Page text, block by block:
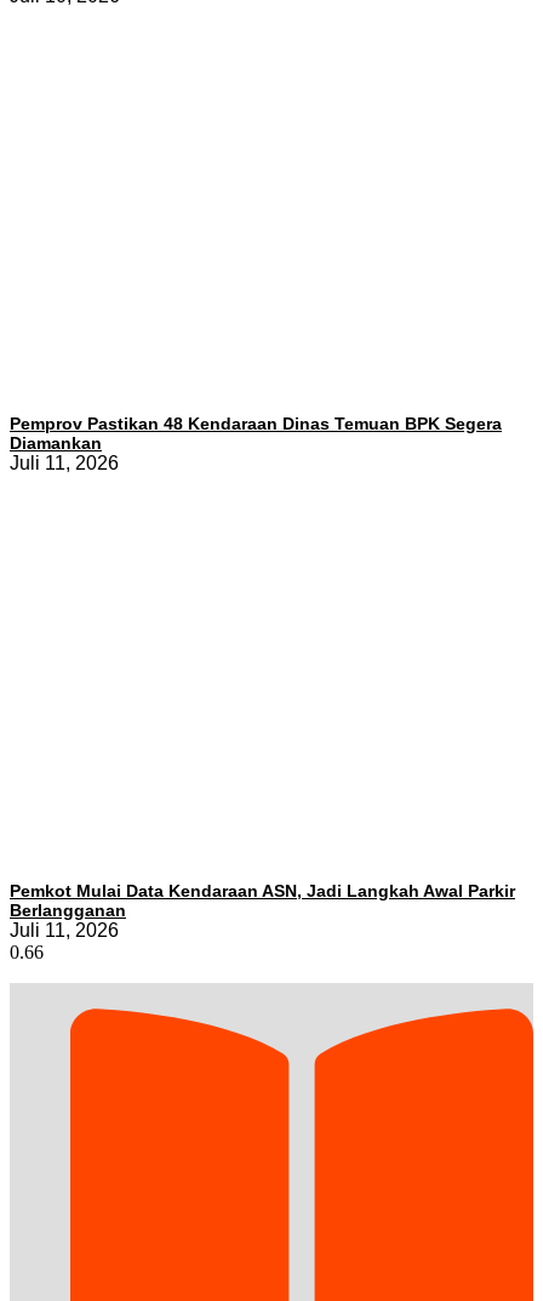
Pemprov Pastikan 48 Kendaraan Dinas Temuan BPK Segera
Diamankan
Juli 11, 2026
Pemkot Mulai Data Kendaraan ASN, Jadi Langkah Awal Parkir
Berlangganan
Juli 11, 2026